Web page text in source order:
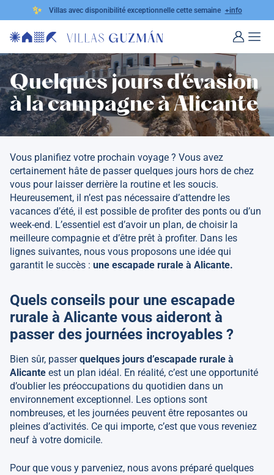
✨ Villas avec disponibilité exceptionnelle cette semaine +info
Quelques jours d'évasion
à la campagne à Alicante
Vous planifiez votre prochain voyage ? Vous avez
certainement hâte de passer quelques jours hors de chez
vous pour laisser derrière la routine et les soucis.
Heureusement, il n’est pas nécessaire d’attendre les
vacances d’été, il est possible de profiter des ponts ou d’un
week-end. L’essentiel est d’avoir un plan, de choisir la
meilleure compagnie et d’être prêt à profiter. Dans les
lignes suivantes, nous vous proposons une idée qui
garantit le succès : une escapade rurale à Alicante.
Quels conseils pour une escapade
rurale à Alicante vous aideront à
passer des journées incroyables ?
Bien sûr, passerquelques jours d’escapade rurale à
Alicante est un plan idéal. En réalité, c’est une opportunité
d’oublier les préoccupations du quotidien dans un
environnement exceptionnel. Les options sont
nombreuses, et les journées peuvent être reposantes ou
pleines d’activités. Ce qui importe, c’est que vous reveniez
neuf à votre domicile.
Pour que vous y parveniez, nous avons préparé quelques